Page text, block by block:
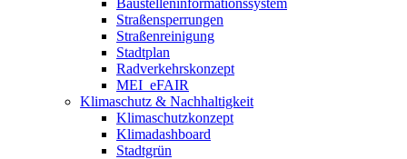
Straßensperrungen
Straßenreinigung
Stadtplan
Radverkehrskonzept
MEI_eFAIR
Klimaschutz & Nachhaltigkeit
Klimaschutzkonzept
Klimadashboard
Stadtgrün